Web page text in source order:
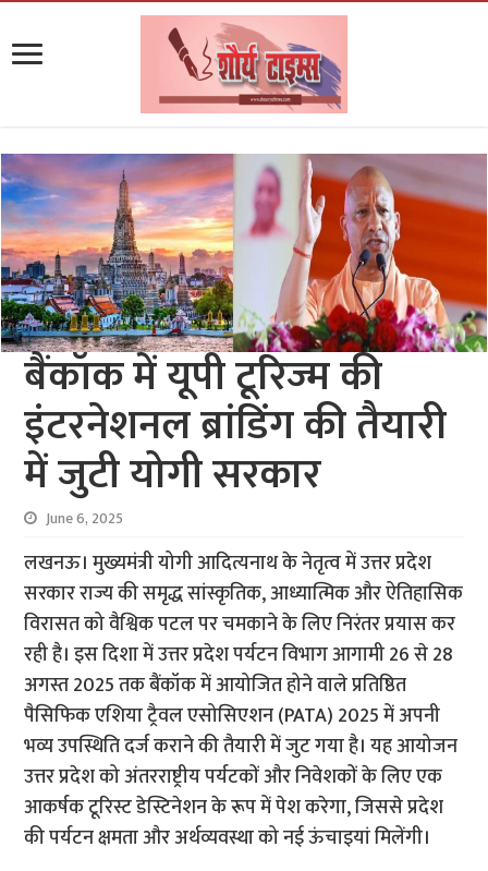
बैंकॉक में यूपी टूरिज्म की
इंटरनेशनल ब्रांडिंग की तैयारी
में जुटी योगी सरकार
June 6, 2025
लखनऊ। मुख्यमंत्री योगी आदित्यनाथ के नेतृत्व में उत्तर प्रदेश
सरकार राज्य की समृद्ध सांस्कृतिक, आध्यात्मिक और ऐतिहासिक
विरासत को वैश्विक पटल पर चमकाने के लिए निरंतर प्रयास कर
रही है। इस दिशा में उत्तर प्रदेश पर्यटन विभाग आगामी 26 से 28
अगस्त 2025 तक बैंकॉक में आयोजित होने वाले प्रतिष्ठित
पैसिफिक एशिया ट्रैवल एसोसिएशन (PATA) 2025 में अपनी
भव्य उपस्थिति दर्ज कराने की तैयारी में जुट गया है। यह आयोजन
उत्तर प्रदेश को अंतरराष्ट्रीय पर्यटकों और निवेशकों के लिए एक
आकर्षक टूरिस्ट डेस्टिनेशन के रूप में पेश करेगा, जिससे प्रदेश
की पर्यटन क्षमता और अर्थव्यवस्था को नई ऊंचाइयां मिलेंगी।